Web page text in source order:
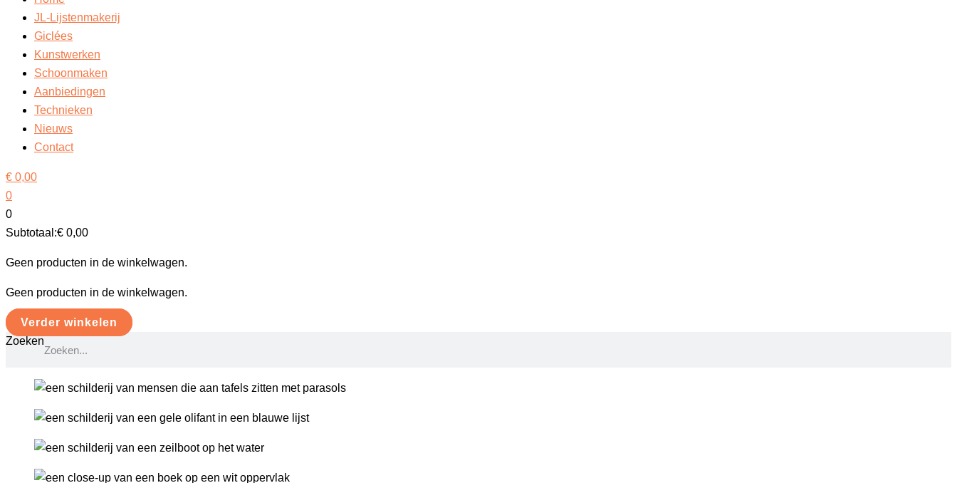
JL-Lijstenmakerij
Giclées
Kunstwerken
Schoonmaken
Aanbiedingen
Technieken
Nieuws
Contact
€ 0,00
0
0
Subtotaal:€ 0,00
Geen producten in de winkelwagen.
Geen producten in de winkelwagen.
Verder winkelen
Zoeken